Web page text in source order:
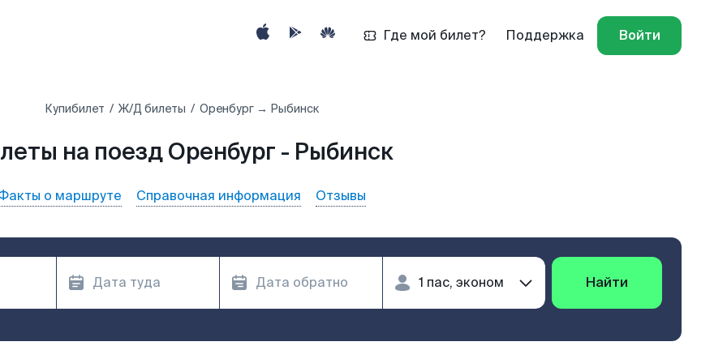
Где мой билет? Поддержка Войти
Купибилет Ж/Д билеты Оренбург → Рыбинск
на поезд Оренбург - Рыбинск
о маршруте Справочная информация Отзывы
Найти